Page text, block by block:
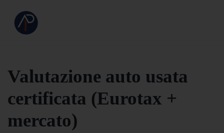
Valutazione auto usata
certificata (Eurotax +
mercato)